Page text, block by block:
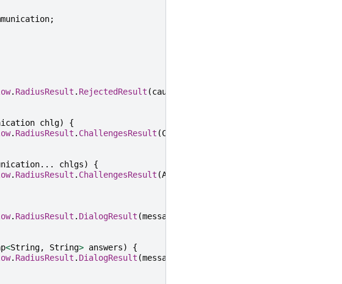
;
. RadiusResult . RejectedResult (cause
chlg)
{
. RadiusResult . ChallengesResult (Collections
... chlgs)
{
. RadiusResult . ChallengesResult (Arrays
. RadiusResult . DialogResult (message
<String, String> answers)
{
. RadiusResult . DialogResult (message